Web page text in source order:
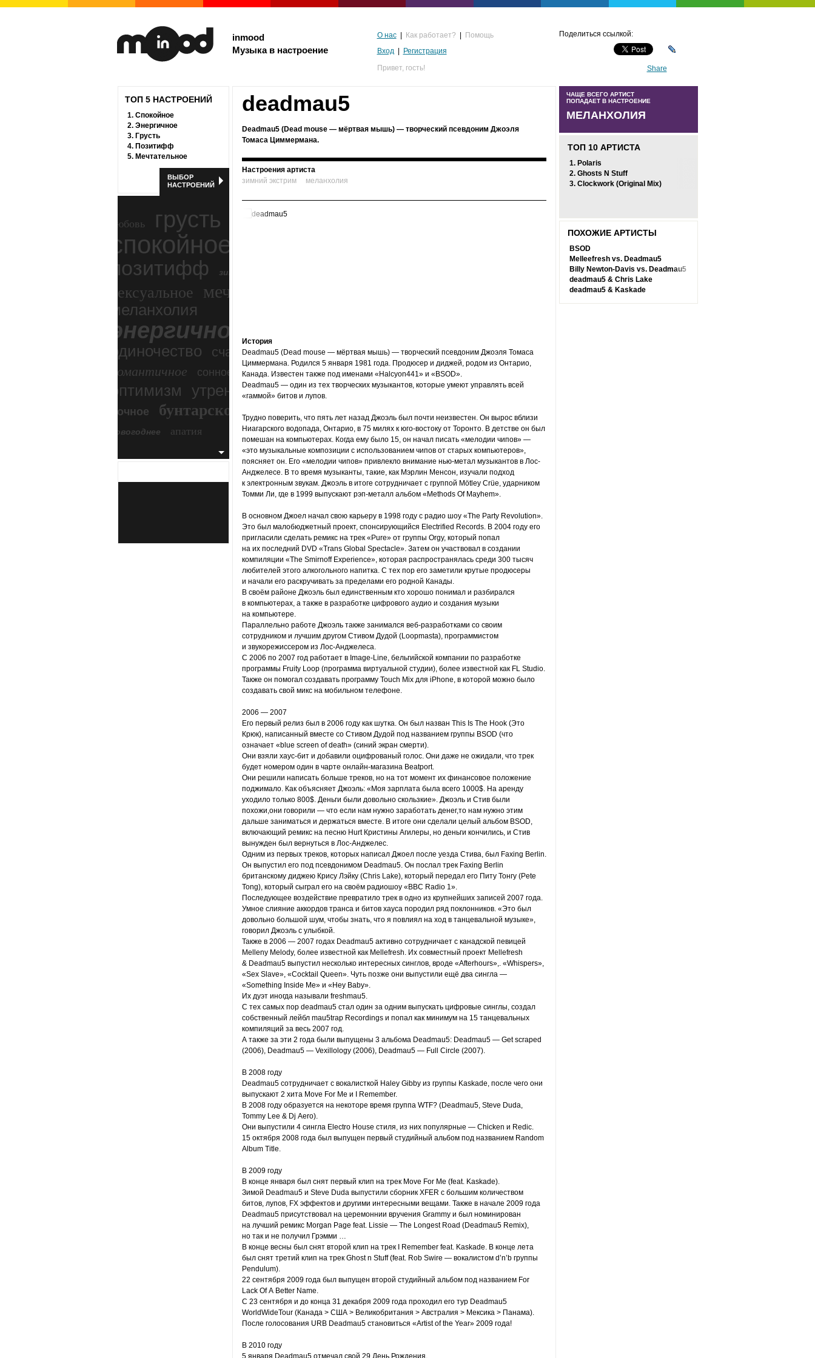
inmood
Музыка в настроение
О нас Как работает?
Помощь
Вход
Регистрация
Привет, гость!
Поделиться ссылкой:
Share
ТОП 5 НАСТРОЕНИЙ
1. Спокойное
2. Энергичное
3. Грусть
4. Позитифф
5. Мечтательное
ВЫБОР
НАСТРОЕНИЙ
любовь грусть
спокойное
позитифф зимний экстрим
сексуальное мечтательное
меланхолия
энергичное
одиночество счастье
романтичное сонное
оптимизм утреннее злость
ночное бунтарское
новогоднее
апатия
deadmau5
Deadmau5 (Dead mouse — мёртвая мышь) — творческий псевдоним Джоэля
Томаса Циммермана.
Настроения артиста
зимний экстрим
меланхолия
История
Deadmau5 (Dead mouse — мёртвая мышь) — творческий псевдоним Джоэля Томаса
Циммермана. Родился 5 января 1981 года. Продюсер и диджей, родом из Онтарио,
Канада. Известен также под именами «Halcyon441» и «BSOD».
Deadmau5 — один из тех творческих музыкантов, которые умеют управлять всей
«гаммой» битов и лупов.
Трудно поверить, что пять лет назад Джоэль был почти неизвестен. Он вырос вблизи
Ниагарского водопада, Онтарио, в 75 милях к юго-востоку от Торонто. В детстве он был
помешан на компьютерах. Когда ему было 15, он начал писать «мелодии чипов» —
«это музыкальные композиции с использованием чипов от старых компьютеров»,
поясняет он. Его «мелодии чипов» привлекло внимание нью-метал музыкантов в Лос-
Анджелесе. В то время музыканты, такие, как Мэрлин Менсон, изучали подход
к электронным звукам. Джоэль в итоге сотрудничает с группой Mötley Crüe, ударником
Томми Ли, где в 1999 выпускают рэп-металл альбом «Methods Of Mayhem».
В основном Джоел начал свою карьеру в 1998 году с радио шоу «The Party Revolution».
Это был малобюджетный проект, спонсирующийся Electrified Records. В 2004 году его
пригласили сделать ремикс на трек «Pure» от группы Orgy, который попал
на их последний DVD «Trans Global Spectacle». Затем он участвовал в создании
компиляции «The Smirnoff Experience», которая распространялась среди 300 тысяч
любителей этого алкогольного напитка. С тех пор его заметили крутые продюсеры
и начали его раскручивать за пределами его родной Канады.
В своём районе Джоэль был единственным кто хорошо понимал и разбирался
в компьютерах, а также в разработке цифрового аудио и создания музыки
на компьютере.
Параллельно работе Джоэль также занимался веб-разработками со своим
сотрудником и лучшим другом Стивом Дудой (Loopmasta), программистом
и звукорежиссером из Лос-Анджелеса.
С 2006 по 2007 год работает в Image-Line, бельгийской компании по разработке
программы Fruity Loop (программа виртуальной студии), более известной как FL Studio.
Также он помогал создавать программу Touch Mix для iPhone, в которой можно было
создавать свой микс на мобильном телефоне.
2006 — 2007
Его первый релиз был в 2006 году как шутка. Он был назван This Is The Hook (Это
Крюк), написанный вместе со Стивом Дудой под названием группы BSOD (что
означает «blue screen of death» (синий экран смерти).
Они взяли хаус-бит и добавили оцифрованый голос. Они даже не ожидали, что трек
будет номером один в чарте онлайн-магазина Beatport.
Они решили написать больше треков, но на тот момент их финансовое положение
поджимало. Как объясняет Джоэль: «Моя зарплата была всего 1000$. На аренду
уходило только 800$. Деньги были довольно скользкие». Джоэль и Стив были
похожи,они говорили — что если нам нужно заработать денег,то нам нужно этим
дальше заниматься и держаться вместе. В итоге они сделали целый альбом BSOD,
включающий ремикс на песню Hurt Кристины Агилеры, но деньги кончились, и Стив
вынужден был вернуться в Лос-Анджелес.
Одним из первых треков, которых написал Джоел после уезда Стива, был Faxing Berlin.
Он выпустил его под псевдонимом Deadmau5. Он послал трек Faxing Berlin
британскому диджею Крису Лэйку (Chris Lake), который передал его Питу Тонгу (Pete
Tong), который сыграл его на своём радиошоу «BBC Radio 1».
Последующее воздействие превратило трек в одно из крупнейших записей 2007 года.
Умное слияние аккордов транса и битов хауса породил ряд поклонников. «Это был
довольно большой шум, чтобы знать, что я повлиял на ход в танцевальной музыке»,
говорил Джоэль с улыбкой.
Также в 2006 — 2007 годах Deadmau5 активно сотрудничает с канадской певицей
Melleny Melody, более известной как Mellefresh. Их совместный проект Mellefresh
& Deadmau5 выпустил несколько интересных синглов, вроде «Afterhours»,. «Whispers»,
«Sex Slave», «Cocktail Queen». Чуть позже они выпустили ещё два сингла —
«Something Inside Me» и «Hey Baby».
Их дуэт иногда называли freshmau5.
С тех самых пор deadmau5 стал один за одним выпускать цифровые синглы, создал
собственный лейбл mau5trap Recordings и попал как минимум на 15 танцевальных
компиляций за весь 2007 год.
А также за эти 2 года были выпущены 3 альбома Deadmau5: Deadmau5 — Get scraped
(2006), Deadmau5 — Vexillology (2006), Deadmau5 — Full Circle (2007).
В 2008 году
Deadmau5 сотрудничает с вокалисткой Haley Gibby из группы Kaskade, после чего они
выпускают 2 хита Move For Me и I Remember.
В 2008 году образуется на некоторе время группа WTF? (Deadmau5, Steve Duda,
Tommy Lee & Dj Aero).
Они выпустили 4 сингла Electro House стиля, из них популярные — Chicken и Redic.
15 октября 2008 года был выпущен первый студийный альбом под названием Random
Album Title.
В 2009 году
В конце января был снят первый клип на трек Move For Me (feat. Kaskade).
Зимой Deadmau5 и Steve Duda выпустили сборник XFER с большим количеством
битов, лупов, FX эффектов и другими интересными вещами. Также в начале 2009 года
Deadmau5 присутствовал на церемоннии вручения Grammy и был номинирован
на лучший ремикс Morgan Page feat. Lissie — The Longest Road (Deadmau5 Remix),
но так и не получил Грэмми …
В конце весны был снят второй клип на трек I Remember feat. Kaskade. В конце лета
был снят третий клип на трек Ghost n Stuff (feat. Rob Swire — вокалистом d’n’b группы
Pendulum).
22 сентября 2009 года был выпущен второй студийный альбом под названием For
Lack Of A Better Name.
C 23 сентября и до конца 31 декабря 2009 года проходил его тур Deadmau5
WorldWideTour (Канада > США > Великобритания > Австралия > Мексика > Панама).
После голосования URB Deadmau5 становиться «Artist of the Year» 2009 года!
В 2010 году
5 января Deadmau5 отмечал свой 29 День Рождения.
ЧАЩЕ ВСЕГО АРТИСТ
ПОПАДАЕТ В НАСТРОЕНИЕ
МЕЛАНХОЛИЯ
ТОП 10 АРТИСТА
1. Polaris
2. Ghosts N Stuff
3. Clockwork (Original Mix)
ПОХОЖИЕ АРТИСТЫ
BSOD
Melleefresh vs. Deadmau5
Billy Newton-Davis vs. Deadmau5
deadmau5 & Chris Lake
deadmau5 & Kaskade